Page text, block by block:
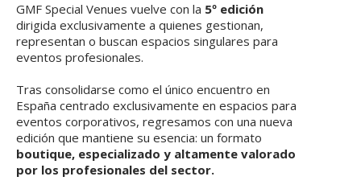
GMF Special Venues vuelve con la 5º edición
dirigida exclusivamente a quienes gestionan,
representan o buscan espacios singulares para
eventos profesionales.
Tras consolidarse como el único encuentro en
España centrado exclusivamente en espacios para
eventos corporativos, regresamos con una nueva
edición que mantiene su esencia: un formato
boutique, especializado y altamente valorado
por los profesionales del sector.